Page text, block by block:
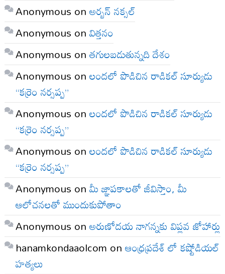
Anonymous onఅర్బన్ నక్సల్
Anonymous onవిత్తనం
Anonymous onతగులబడుతున్నది దేశం
Anonymous onలందలో పొడిచిన రాడికల్ సూర్యుడు
“కర్రెం నర్సప్ప”
Anonymous onలందలో పొడిచిన రాడికల్ సూర్యుడు
“కర్రెం నర్సప్ప”
Anonymous onలందలో పొడిచిన రాడికల్ సూర్యుడు
“కర్రెం నర్సప్ప”
Anonymous onమీ జ్ఞాపకాలతో జీవిస్తాం, మీ
ఆలోచనలతో ముందుకుపోతాం
Anonymous onఅరుణోదయ నాగన్నకు విప్లవ జోహార్లు
hanamkondaaolcom onఆంధ్రప్రదేశ్ లో కష్టోడియల్
హత్యలు